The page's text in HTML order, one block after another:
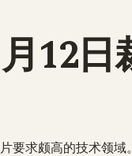
12
要求颇高的技术领域